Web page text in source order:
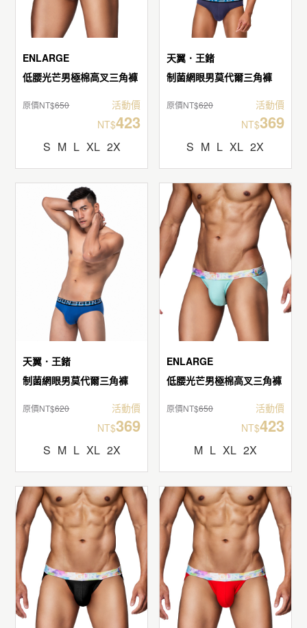
ENLARGE
低腰光芒男極棉高叉三角褲
原價NT$650
活動價
NT$423
S M L XL 2X
天翼．王鍺
制菌網眼男莫代爾三角褲
原價NT$620
活動價
NT$369
S M L XL 2X
天翼．王鍺
制菌網眼男莫代爾三角褲
原價NT$620
活動價
NT$369
S M L XL 2X
ENLARGE
低腰光芒男極棉高叉三角褲
原價NT$650
活動價
NT$423
M L XL 2X